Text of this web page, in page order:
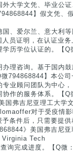
大学文凭、毕业公证
】假文凭、
、爱尔兰、意大利等
员证明，在认证业务
历学位认证的。【Q
理咨询。基于国内鼓
794868844】本公司
业顾问团队为中心，
作的服务体系。【Q
国弗吉尼亚理工大学
对于受疫情影
条件后，只需要提供
》美国弗吉尼亚
Virginia Tech
询完成进度。【Q微：